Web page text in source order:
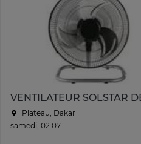
Plateau, Dakar
samedi, 02:07